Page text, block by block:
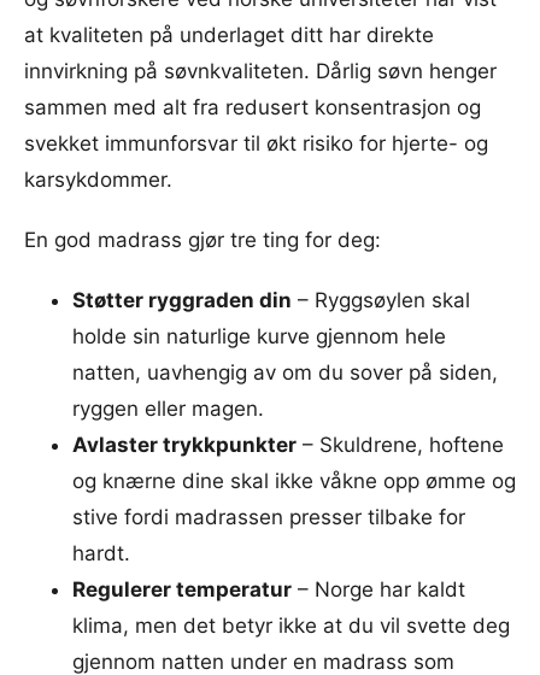
at kvaliteten på underlaget ditt har direkte
innvirkning på søvnkvaliteten. Dårlig søvn henger
sammen med alt fra redusert konsentrasjon og
svekket immunforsvar til økt risiko for hjerte- og
karsykdommer.
En god madrass gjør tre ting for deg:
Støtter ryggraden din – Ryggsøylen skal
holde sin naturlige kurve gjennom hele
natten, uavhengig av om du sover på siden,
ryggen eller magen.
Avlaster trykkpunkter – Skuldrene, hoftene
og knærne dine skal ikke våkne opp ømme og
stive fordi madrassen presser tilbake for
hardt.
Regulerer temperatur – Norge har kaldt
klima, men det betyr ikke at du vil svette deg
gjennom natten under en madrass som